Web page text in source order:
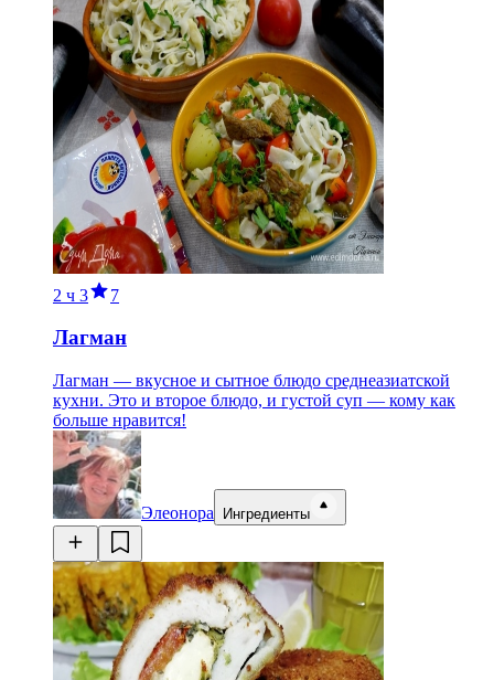
2 ч 3 7
Лагман
Лагман — вкусное и сытное блюдо среднеазиатской
кухни. Это и второе блюдо, и густой суп — кому как
больше нравится!
Элеонора Ингредиенты